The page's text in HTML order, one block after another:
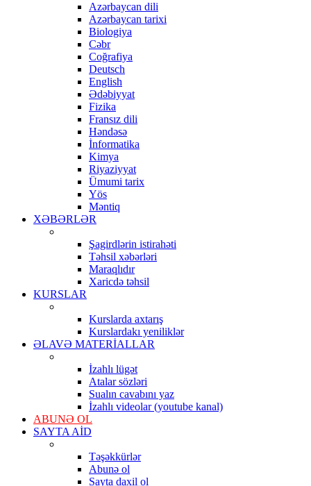
Azərbaycan dili
Azərbaycan tarixi
Biologiya
Cəbr
Coğrafiya
Deutsch
English
Ədəbiyyat
Fizika
Fransız dili
Həndəsə
İnformatika
Kimya
Riyaziyyat
Ümumi tarix
Yös
Məntiq
XƏBƏRLƏR
Şagirdlərin istirahəti
Təhsil xəbərləri
Maraqlıdır
Xaricdə təhsil
KURSLAR
Kurslarda axtarış
Kurslardakı yeniliklər
ƏLAVƏ MATERİALLAR
İzahlı lügət
Atalar sözləri
Sualın cavabını yaz
İzahlı videolar (youtube kanal)
ABUNƏ OL
SAYTA AİD
Təşəkkürlər
Abunə ol
Sayta daxil ol